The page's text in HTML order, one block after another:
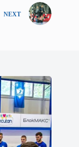
NEXT